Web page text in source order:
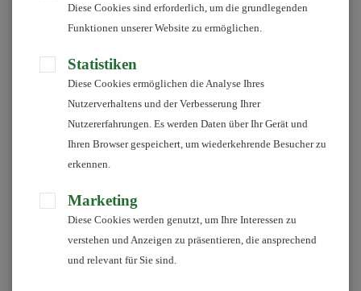
Raiffeisen-Märkte
Unsere Raiffeisen-Märkte sind Ihr freundlicher Nahversorger vor
Ort. Bei uns finden Sie freundliche und kompetente Beratung,
viele Angebote und einen erstklassigen Service.
Neben dem kompletten Bedarf für Haus, Hof und Garten bieten
wir Ihnen eine breite Palette an Futtermitteln und Zubehör für
Desweiteren offerieren wir ein breites Sortiment an hochwertiger
Arbeits- und Outdoorbekleidung, sowie Reitsportbekleidung.
Probieren Sie unsere Lebensmittel aus der Region und für die
Diese Cookies sind erforderlich, um die grundlegenden
Funktionen unserer Website zu ermöglichen.
Statistiken
Diese Cookies ermöglichen die Analyse Ihres
Nutzerverhaltens und der Verbesserung Ihrer
Nutzererfahrungen. Es werden Daten über Ihr Gerät und
Ihren Browser gespeichert, um wiederkehrende Besucher zu
erkennen.
Marketing
Diese Cookies werden genutzt, um Ihre Interessen zu
verstehen und Anzeigen zu präsentieren, die ansprechend
und relevant für Sie sind.